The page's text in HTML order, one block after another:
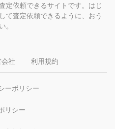
定依頼できるサイトです。はじ
て査定依頼できるように、おう
。
社 利用規約
ーポリシー
リシー